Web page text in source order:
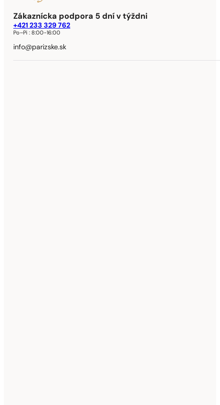
Zákaznícka podpora 5 dní v týždni
+421 233 329 762
Po–Pi :8:00-16:00
info@parizske.sk